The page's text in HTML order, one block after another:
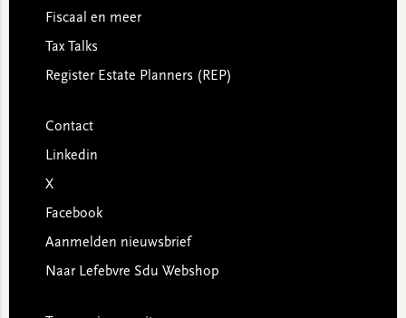
Fiscaal en meer
Tax Talks
Register Estate Planners (REP)
Contact
Linkedin
X
Facebook
Aanmelden nieuwsbrief
Naar Lefebvre Sdu Webshop